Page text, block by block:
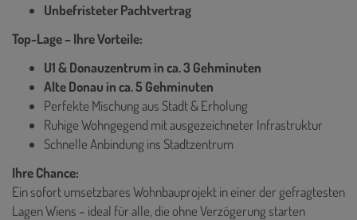
Unbefristeter Pachtvertrag
Top-Lage – Ihre Vorteile:
U1 & Donauzentrum in ca. 3 Gehminuten
Alte Donau in ca. 5 Gehminuten
Perfekte Mischung aus Stadt & Erholung
Ruhige Wohngegend mit ausgezeichneter Infrastruktur
Schnelle Anbindung ins Stadtzentrum
Ihre Chance:
Ein sofort umsetzbares Wohnbauprojekt in einer der gefragtesten
Lagen Wiens – ideal für alle, die ohne Verzögerung starten